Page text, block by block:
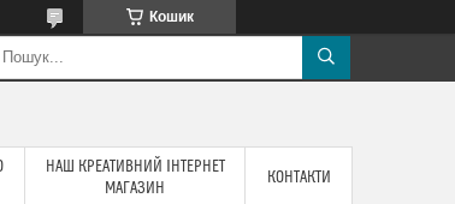
Кошик
НАШ КРЕАТИВНИЙ ІНТЕРНЕТ
МАГАЗИН
КОНТАКТИ